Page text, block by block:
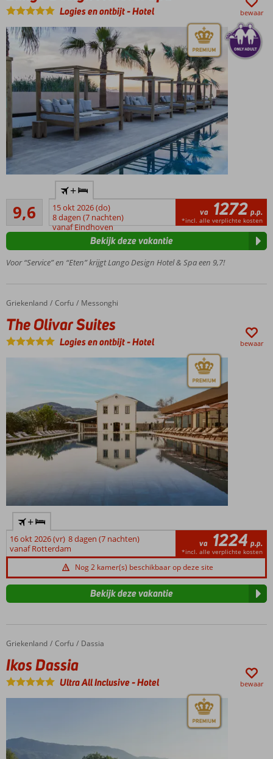
Lindos
Logies en ontbijt-Hotel bewaar
hotel;
min.
leeftijd
Nieuw
luxe
vlak
bij het
strand
en
op zee
9,6
Uitmuntend
7
beoordelingen
+
15 okt 2026 (do)
8 dagen (7 nachten)
vanaf Eindhoven
va 1272 p.p.
*incl. alle verplichte kosten
Voor “Service” en “Eten” krijgt Lango Design Hotel & Spa een 9,7!
Bekijk deze vakantie
Home
Griekenland Corfu Messonghi
The Olivar Suites
The Olivar Suites
Logies en ontbijt-Hotel bewaar
+
16 okt 2026 (vr) 8 dagen (7 nachten)
vanaf Rotterdam
va 1224 p.p.
*incl. alle verplichte kosten
Nog 2 kamer(s) beschikbaar op deze site
Bekijk deze vakantie
Home
Griekenland Corfu Dassia
Ikos Dassia
Ikos Dassia
Ultra All Inclusive-Hotel bewaar